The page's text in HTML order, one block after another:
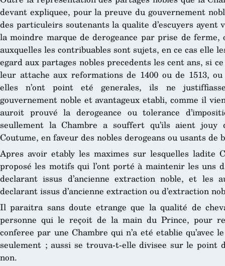
devant expliquee, pour la preuve du gouvernement
des particuleirs soutenants la qualite d’escuyers ayent
la moindre marque de derogeance par prise de
auxquelles les contribuables sont sujets, en ce cas elle
egard aux partages nobles precedents les cent ans, si
leur attache aux reformations de 1400 ou de 1513,
elles n’ont point eté generales, ils ne
gouvernement noble et avantageux etabli, comme il
auroit prouvé la derogeance ou tolerance
seullement la Chambre a souffert qu’ils aient jouy
Coutume, en faveur des nobles derogeans ou usants de
Apres avoir etably les maximes sur lesquelles ladite
proposé les motifs qui l’ont porté à maintenir les uns
declarant issus d’ancienne extraction noble, et les
declarant issus d’ancienne extraction ou d’extraction
Il paraitra sans doute etrange que la qualité de
personne qui le reçoit de la main du Prince, pour
conferee par une Chambre qui n’a eté etablie qu’avec
seulement ; aussi se trouva-t-elle divisee sur le point
non.